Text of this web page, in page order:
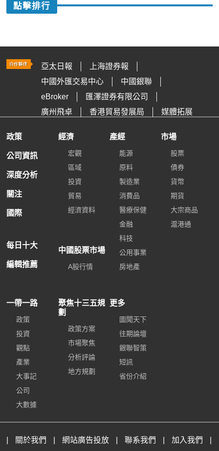
點擊排行
亞太日報
上海證券報
中國外匯交易中心
中國銀聯
eBroker
匯澤證券有限公司
廣州飛卓
香港貿易發展局 媒體拓展
政策
公司資訊
深度分析
關注
國際
每日十大
編輯推薦
經濟
宏觀
區域
投資
貿易
經濟資料
中國股票市場
A股行情
產經
能源
原料
製造業
消費品
醫療保健
金融
科技
公用事業
房地產
市場
股票
債券
貨幣
期貨
大宗商品
滬港通
一帶一路
政策
投資
觀點
產業
大事記
公司
大數據
聚焦十三五規
劃
政策方案
市場聚焦
分析評論
地方規劃
更多
圖聞天下
往期論壇
銀聯智策
短訊
省份介紹
關於我們 網站廣告投放 聯系我們 加入我們